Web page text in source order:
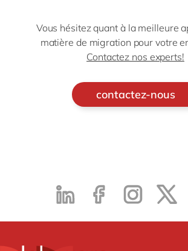
Vous hésitez quant à la meilleure
matière de migration pour votre
Contactez nos experts!
contactez-nous